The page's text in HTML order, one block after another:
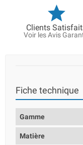
Clients
Voir les Avis
Fiche technique
Gamme
Matière